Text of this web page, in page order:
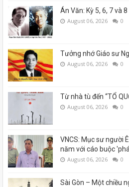
Án Văn: Kỳ 5, 6, 7 và 8
August 06, 2026 0
Tưởng nhớ Giáo sư
August 06, 2026 0
Từ nhà tù đến “TỔ
August 06, 2026 0
VNCS: Mục sư người
năm với cáo buộc
August 06, 2026 0
Sài Gòn – Một chiều